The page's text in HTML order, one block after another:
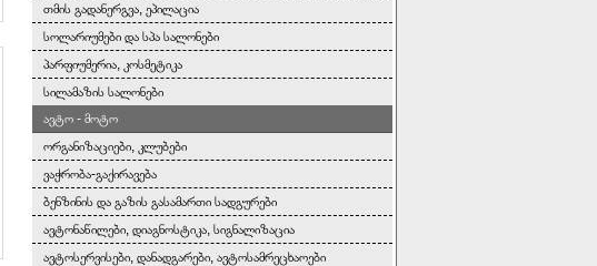
თმის გადანერგვა, ეპილაცია
სოლარიუმები და სპა სალონები
პარფიუმერია, კოსმეტიკა
სილამაზის სალონები
ავტო - მოტო
ორგანიზაციები, კლუბები
ვაჭრობა-გაქირავება
ბენზინის და გაზის გასამართი სადგურები
ავტონაწილები, დიაგნოსტიკა, სიგნალიზაცია
ავტოსერვისები, დანადგარები, ავტოსამრეცხაოები